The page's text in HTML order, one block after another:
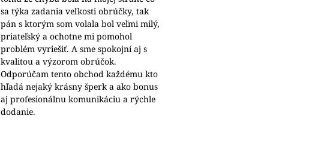
sa týka zadania veľkosti obrúčky, tak
pán s ktorým som volala bol veľmi milý,
priateľský a ochotne mi pomohol
problém vyriešiť. A sme spokojní aj s
kvalitou a výzorom obrúčok.
Odporúčam tento obchod každému kto
hľadá nejaký krásny šperk a ako bonus
aj profesionálnu komunikáciu a rýchle
dodanie.